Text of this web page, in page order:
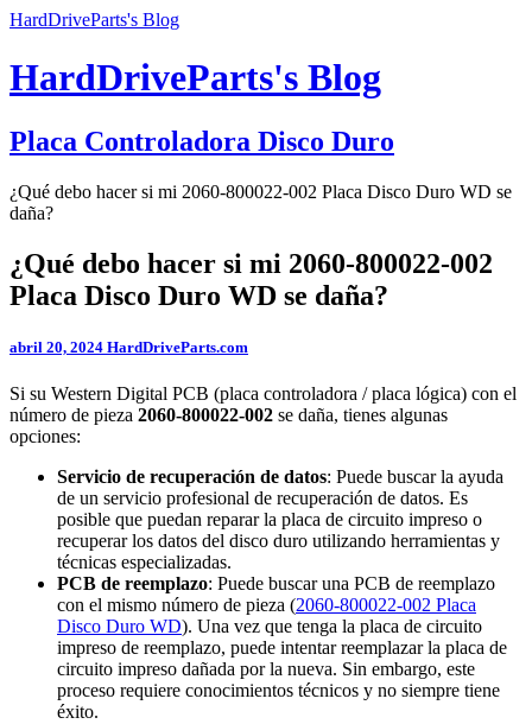
HardDriveParts's Blog
HardDriveParts's Blog
Placa Controladora Disco Duro
¿Qué debo hacer si mi 2060-800022-002 Placa Disco Duro WD se
daña?
¿Qué debo hacer si mi 2060-800022-002
Placa Disco Duro WD se daña?
abril 20, 2024 HardDriveParts.com
Si su Western Digital PCB (placa controladora / placa lógica) con el
número de pieza 2060-800022-002 se daña, tienes algunas
opciones:
Servicio de recuperación de datos: Puede buscar la ayuda
de un servicio profesional de recuperación de datos. Es
posible que puedan reparar la placa de circuito impreso o
recuperar los datos del disco duro utilizando herramientas y
técnicas especializadas.
PCB de reemplazo: Puede buscar una PCB de reemplazo
con el mismo número de pieza (2060-800022-002 Placa
Disco Duro WD). Una vez que tenga la placa de circuito
impreso de reemplazo, puede intentar reemplazar la placa de
circuito impreso dañada por la nueva. Sin embargo, este
proceso requiere conocimientos técnicos y no siempre tiene
éxito.